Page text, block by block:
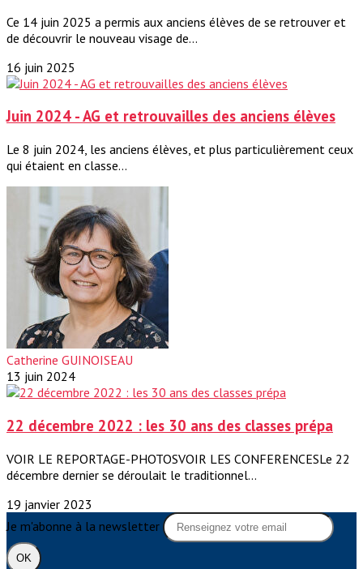
Ce 14 juin 2025 a permis aux anciens élèves de se retrouver et
de découvrir le nouveau visage de...
16 juin 2025
Juin 2024 - AG et retrouvailles des anciens élèves
Le 8 juin 2024, les anciens élèves, et plus particulièrement ceux
qui étaient en classe...
Catherine GUINOISEAU
13 juin 2024
22 décembre 2022 : les 30 ans des classes prépa
VOIR LE REPORTAGE-PHOTOSVOIR LES CONFERENCESLe 22
décembre dernier se déroulait le traditionnel...
19 janvier 2023
Je m'abonne à la newsletter
OK